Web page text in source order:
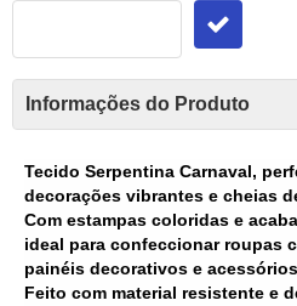
Informações do Produto
Tecido Serpentina Carnaval,
decorações vibrantes e cheias
Com estampas coloridas e
ideal para confeccionar roupas
painéis decorativos e
Feito com material resistente e